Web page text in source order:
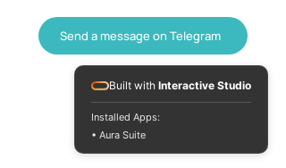
Send a message on Telegram
Built with Interactive Studio
Installed Apps:
• Aura Suite